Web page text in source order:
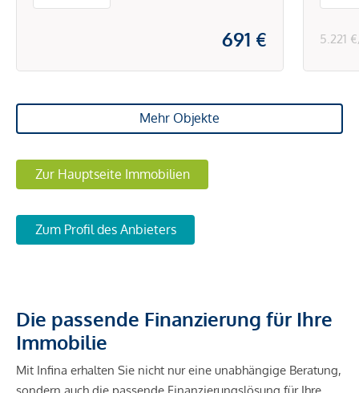
691 € 5.221
Mehr Objekte
Zur Hauptseite Immobilien
Zum Profil des Anbieters
Die passende Finanzierung für Ihre
Immobilie
Mit Infina erhalten Sie nicht nur eine unabhängige Beratung,